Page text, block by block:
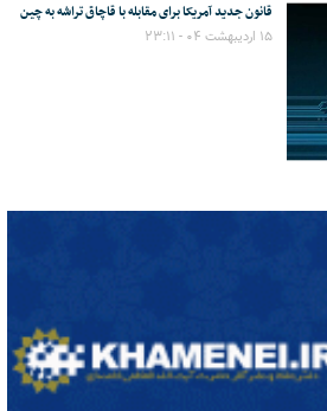
قانون جدید آمریکا برای مقابله با قاچاق تراشه به چین
۱۵ اردیبهشت ۰۴ - ۲۳:۱۱